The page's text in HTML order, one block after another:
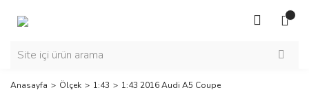
Anasayfa Ölçek 1:43 1:43 2016 Audi A5 Coupe